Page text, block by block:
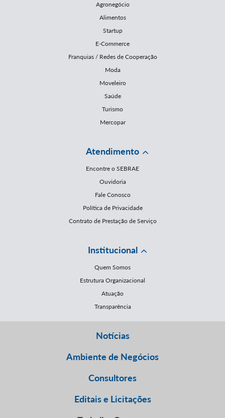
Agronegócio
Alimentos
Startup
E-Commerce
Franquias / Redes de Cooperação
Moda
Moveleiro
Saúde
Turismo
Mercopar
Atendimento
Encontre o SEBRAE
Ouvidoria
Fale Conosco
Política de Privacidade
Contrato de Prestação de Serviço
Institucional
Quem Somos
Estrutura Organizacional
Atuação
Transparência
Notícias
Ambiente de Negócios
Consultores
Editais e Licitações